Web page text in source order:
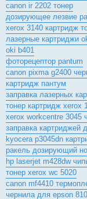
canon ir 2202 тонер
дозирующее лезвие
xerox 3140 картридж
лазерные картриджи
oki b401
фоторецептор pantum
canon pixma g2400
картридж пантум
заправка лазерных
тонер картридж xerox
xerox workcentre 3045
заправка картриджей
kyocera p3045dn
ракель дозирующий
hp laserjet m428dw
тонер xerox wc 5020
canon mf4410
чернила для epson 810